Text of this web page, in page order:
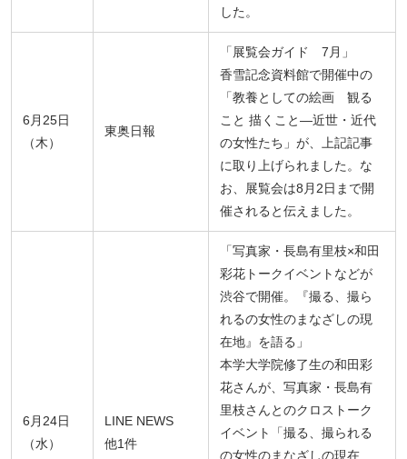
した。
6月25日
（木）
東奥日報
「展覧会ガイド 7月」
香雪記念資料館で開催中の
「教養としての絵画 観る
こと 描くこと—近世・近代
の女性たち」が、上記記事
に取り上げられました。な
お、展覧会は8月2日まで開
催されると伝えました。
6月24日
（水）
LINE NEWS
他1件
「写真家・長島有里枝×和田
彩花トークイベントなどが
渋谷で開催。『撮る、撮ら
れるの女性のまなざしの現
在地』を語る」
本学大学院修了生の和田彩
花さんが、写真家・長島有
里枝さんとのクロストーク
イベント「撮る、撮られる
の女性のまなざしの現在